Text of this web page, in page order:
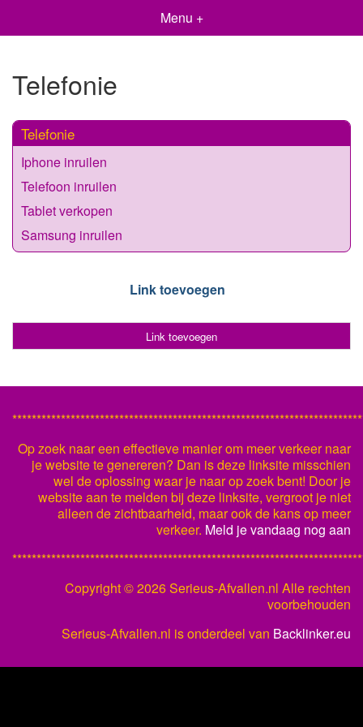
Menu +
Telefonie
Telefonie
Iphone inruilen
Telefoon inruilen
Tablet verkopen
Samsung inruilen
Link toevoegen
Link toevoegen
Op zoek naar een effectieve manier om meer verkeer naar
je website te genereren? Dan is deze linksite misschien
wel de oplossing waar je naar op zoek bent! Door je
website aan te melden bij deze linksite, vergroot je niet
alleen de zichtbaarheid, maar ook de kans op meer
verkeer. Meld je vandaag nog aan
Copyright ©2026 Serieus-Afvallen.nl Alle rechten
voorbehouden
Serieus-Afvallen.nl is onderdeel van Backlinker.eu